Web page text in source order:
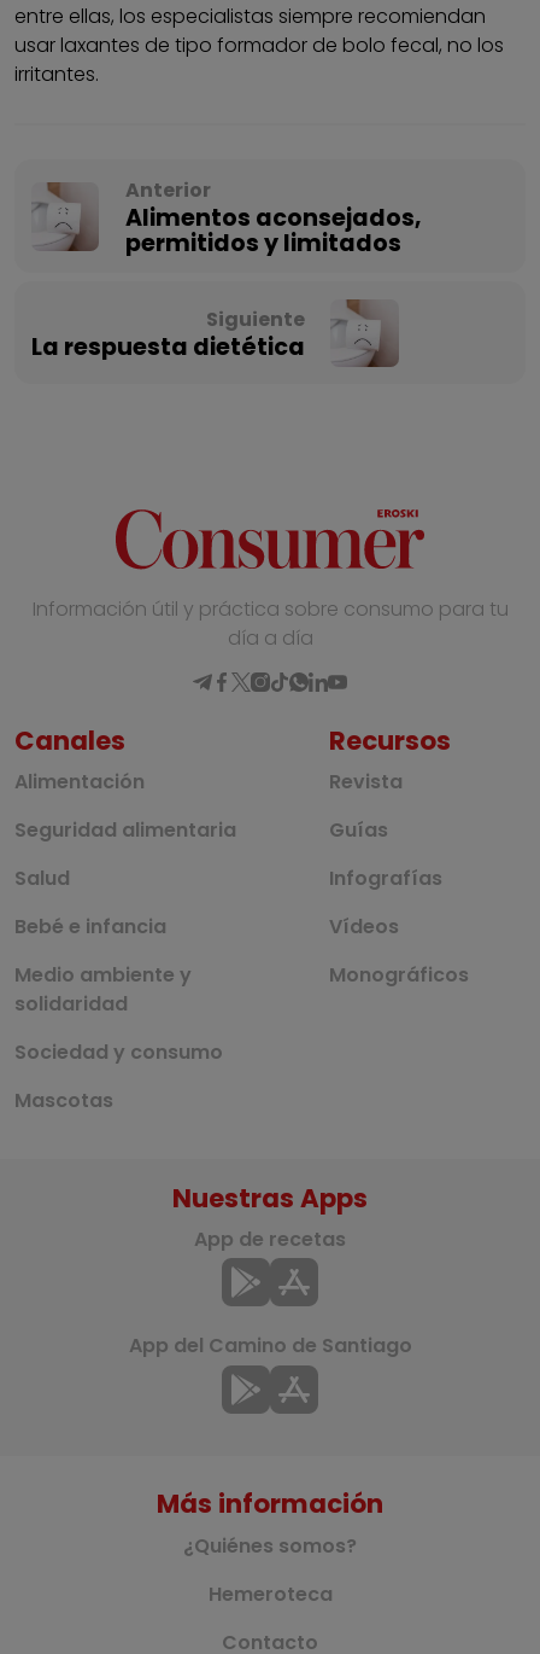
entre ellas, los especialistas siempre recomiendan
usar laxantes de tipo formador de bolo fecal, no los
irritantes.
Anterior
Alimentos aconsejados,
permitidos y limitados
Siguiente
La respuesta dietética
Información útil y práctica sobre consumo para tu
día a día
Canales
Alimentación
Seguridad alimentaria
Salud
Bebé e infancia
Medio ambiente y
solidaridad
Sociedad y consumo
Mascotas
Recursos
Revista
Guías
Infografías
Vídeos
Monográficos
Más información
¿Quiénes somos?
Hemeroteca
Contacto
Nuestras Apps
App de recetas
App del Camino de Santiago